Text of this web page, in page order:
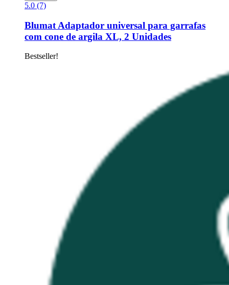
5.0 (7)
Blumat Adaptador universal para garrafas
com cone de argila XL, 2 Unidades
Bestseller!